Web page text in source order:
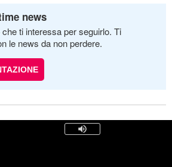
news
ti interessa per seguirlo. Ti
le news da non perdere.